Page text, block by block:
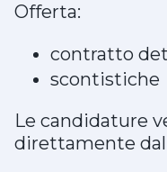
Offerta:
contratto
scontistiche
Le candidature
direttamente